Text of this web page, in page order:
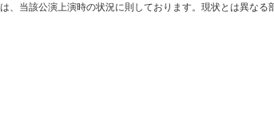
当該公演上演時の状況に則しております。現状とは異なる